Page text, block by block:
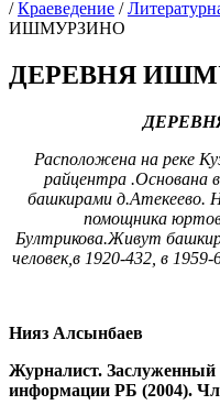
/Краеведение /
ИШМУРЗИНО
ДЕРЕВНЯ
Расположена на реке
райцентра.Основана в
башкирами д.Атекеево.
помощника
Бултрикова.Живут
человек,в 1920-432, в
Нияз Алсынбаев
Журналист. Заслуженный
информации РБ (2004).